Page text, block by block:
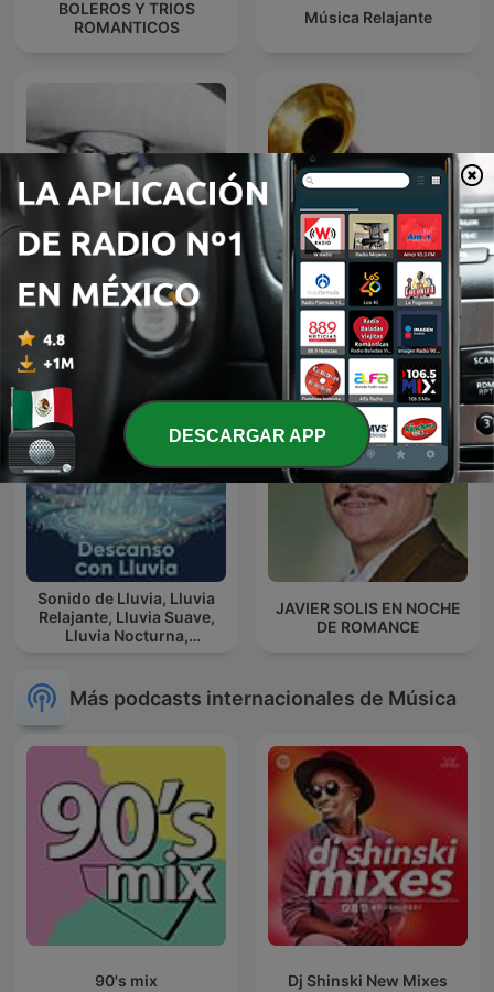
BOLEROS Y TRIOS
ROMANTICOS
Música Relajante
JOSE ALFREDO JIMENEZ
EN NOCHE DE ROMANCE
El fonógrafo una
revolución en el sonido
Sonido de Lluvia, Lluvia
Relajante, Lluvia Suave,
Lluvia Nocturna,
JAVIER SOLIS EN NOCHE
DE ROMANCE
Más podcasts internacionales de Música
90's mix Dj Shinski New Mixes
DESCARGAR APP